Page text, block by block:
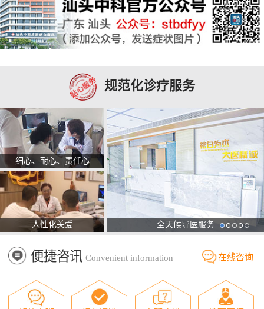
规范化诊疗服务
细心、耐心、责任心
人性化关爱 全天候导医服务
便捷咨讯 Convenient information 在线咨询